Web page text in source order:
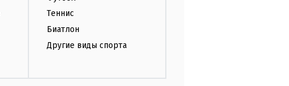
Теннис
Биатлон
Другие виды спорта